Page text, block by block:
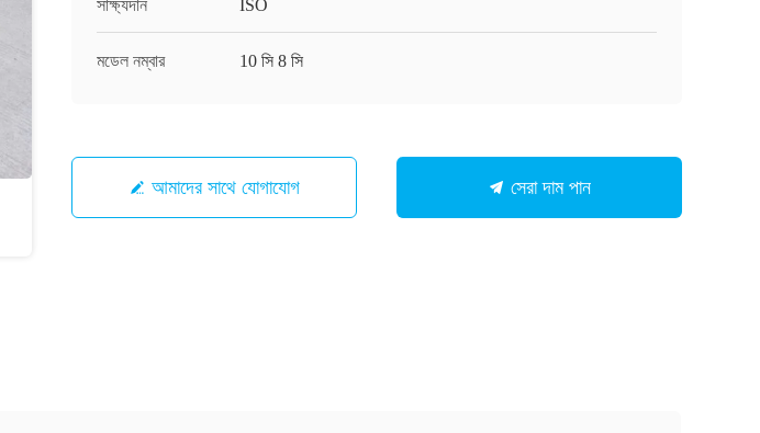
সাক্ষ্যদান ISO
মডেল নম্বার 10 সি 8 সি
আমাদের সাথে যোগাযোগ সেরা দাম পান